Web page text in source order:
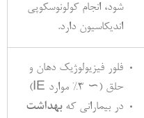
شود، انجام کولونوسکوپی
اندیکاسیون دارد.
فلور فیزیولوژیک دهان و
حلق (∼ 3% موارد IE)
در بیمارانی کهبهداشت